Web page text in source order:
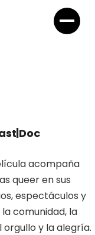
|Doc
acompaña
queer en sus
espectáculos y
comunidad, la
orgullo y la alegría.